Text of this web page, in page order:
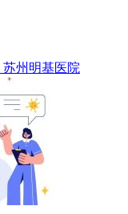
苏州明基医院